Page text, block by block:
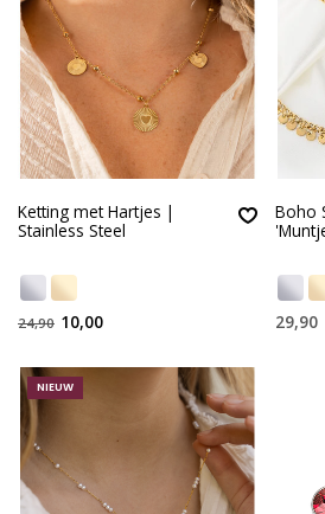
Ketting met Hartjes |
Stainless Steel
24,90 10,00
Boho
29,90
NIEUW